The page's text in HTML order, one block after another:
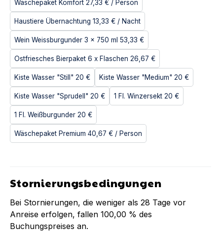
Wäschepaket Komfort 27,33 € / Person
Haustiere Übernachtung 13,33 € / Nacht
Wein Weissburgunder 3 x 750 ml 53,33 €
Ostfriesches Bierpaket 6 x Flaschen 26,67 €
Kiste Wasser "Still" 20 € Kiste Wasser "Medium" 20 €
Kiste Wasser "Sprudell" 20 € 1 Fl. Winzersekt 20 €
1 Fl. Weißburgunder 20 €
Wäschepaket Premium 40,67 € / Person
Stornierungsbedingungen
Bei Stornierungen, die weniger als 28 Tage vor
Anreise erfolgen, fallen 100,00 % des
Buchungspreises an.